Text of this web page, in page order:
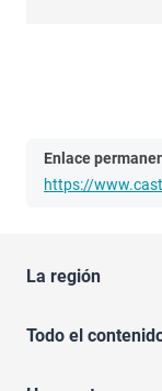
Enlace
https://
La región
Todo el